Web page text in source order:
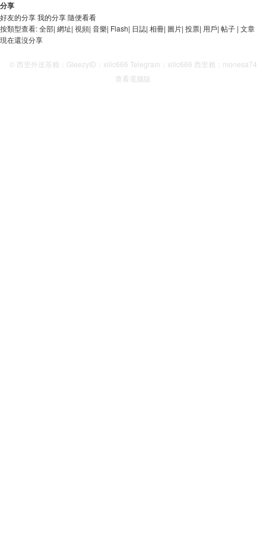
分享
好友的分享我的分享隨便看看
按類型查看:全部| 網址| 視頻| 音樂| Flash| 日誌| 相冊| 圖片| 投票| 用戶| 帖子 | 文章
現在還沒分享
© 西里外送茶賴：GleezyID：xilic666 Telegram：xilic666 西里賴：monesa74
查看電腦版